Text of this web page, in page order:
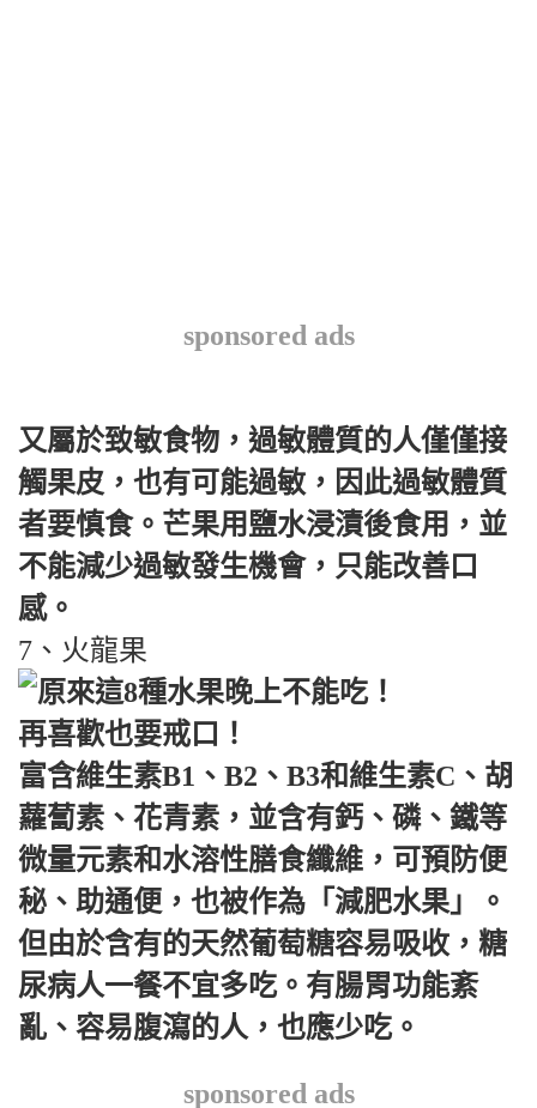
sponsored ads
又屬於致敏食物，過敏體質的人僅僅接
觸果皮，也有可能過敏，因此過敏體質
者要慎食。芒果用鹽水浸漬後食用，並
不能減少過敏發生機會，只能改善口
感。
7、火龍果
富含維生素B1、B2、B3和維生素C、胡
蘿蔔素、花青素，並含有鈣、磷、鐵等
微量元素和水溶性膳食纖維，可預防便
秘、助通便，也被作為「減肥水果」。
但由於含有的天然葡萄糖容易吸收，糖
尿病人一餐不宜多吃。有腸胃功能紊
亂、容易腹瀉的人，也應少吃。
sponsored ads